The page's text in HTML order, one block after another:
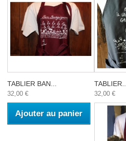
TABLIER BAN...
32,00 €
Ajouter au panier
TABLIER...
32,00 €